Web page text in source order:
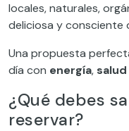
locales, naturales,
deliciosa y consciente
Una propuesta
día con energía, salud
¿Qué debes
reservar?